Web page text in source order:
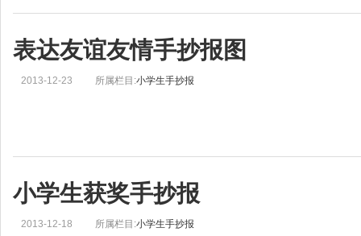
表达友谊友情手抄报图
2013-12-23 所属栏目:小学生手抄报
小学生获奖手抄报
2013-12-18 所属栏目:小学生手抄报